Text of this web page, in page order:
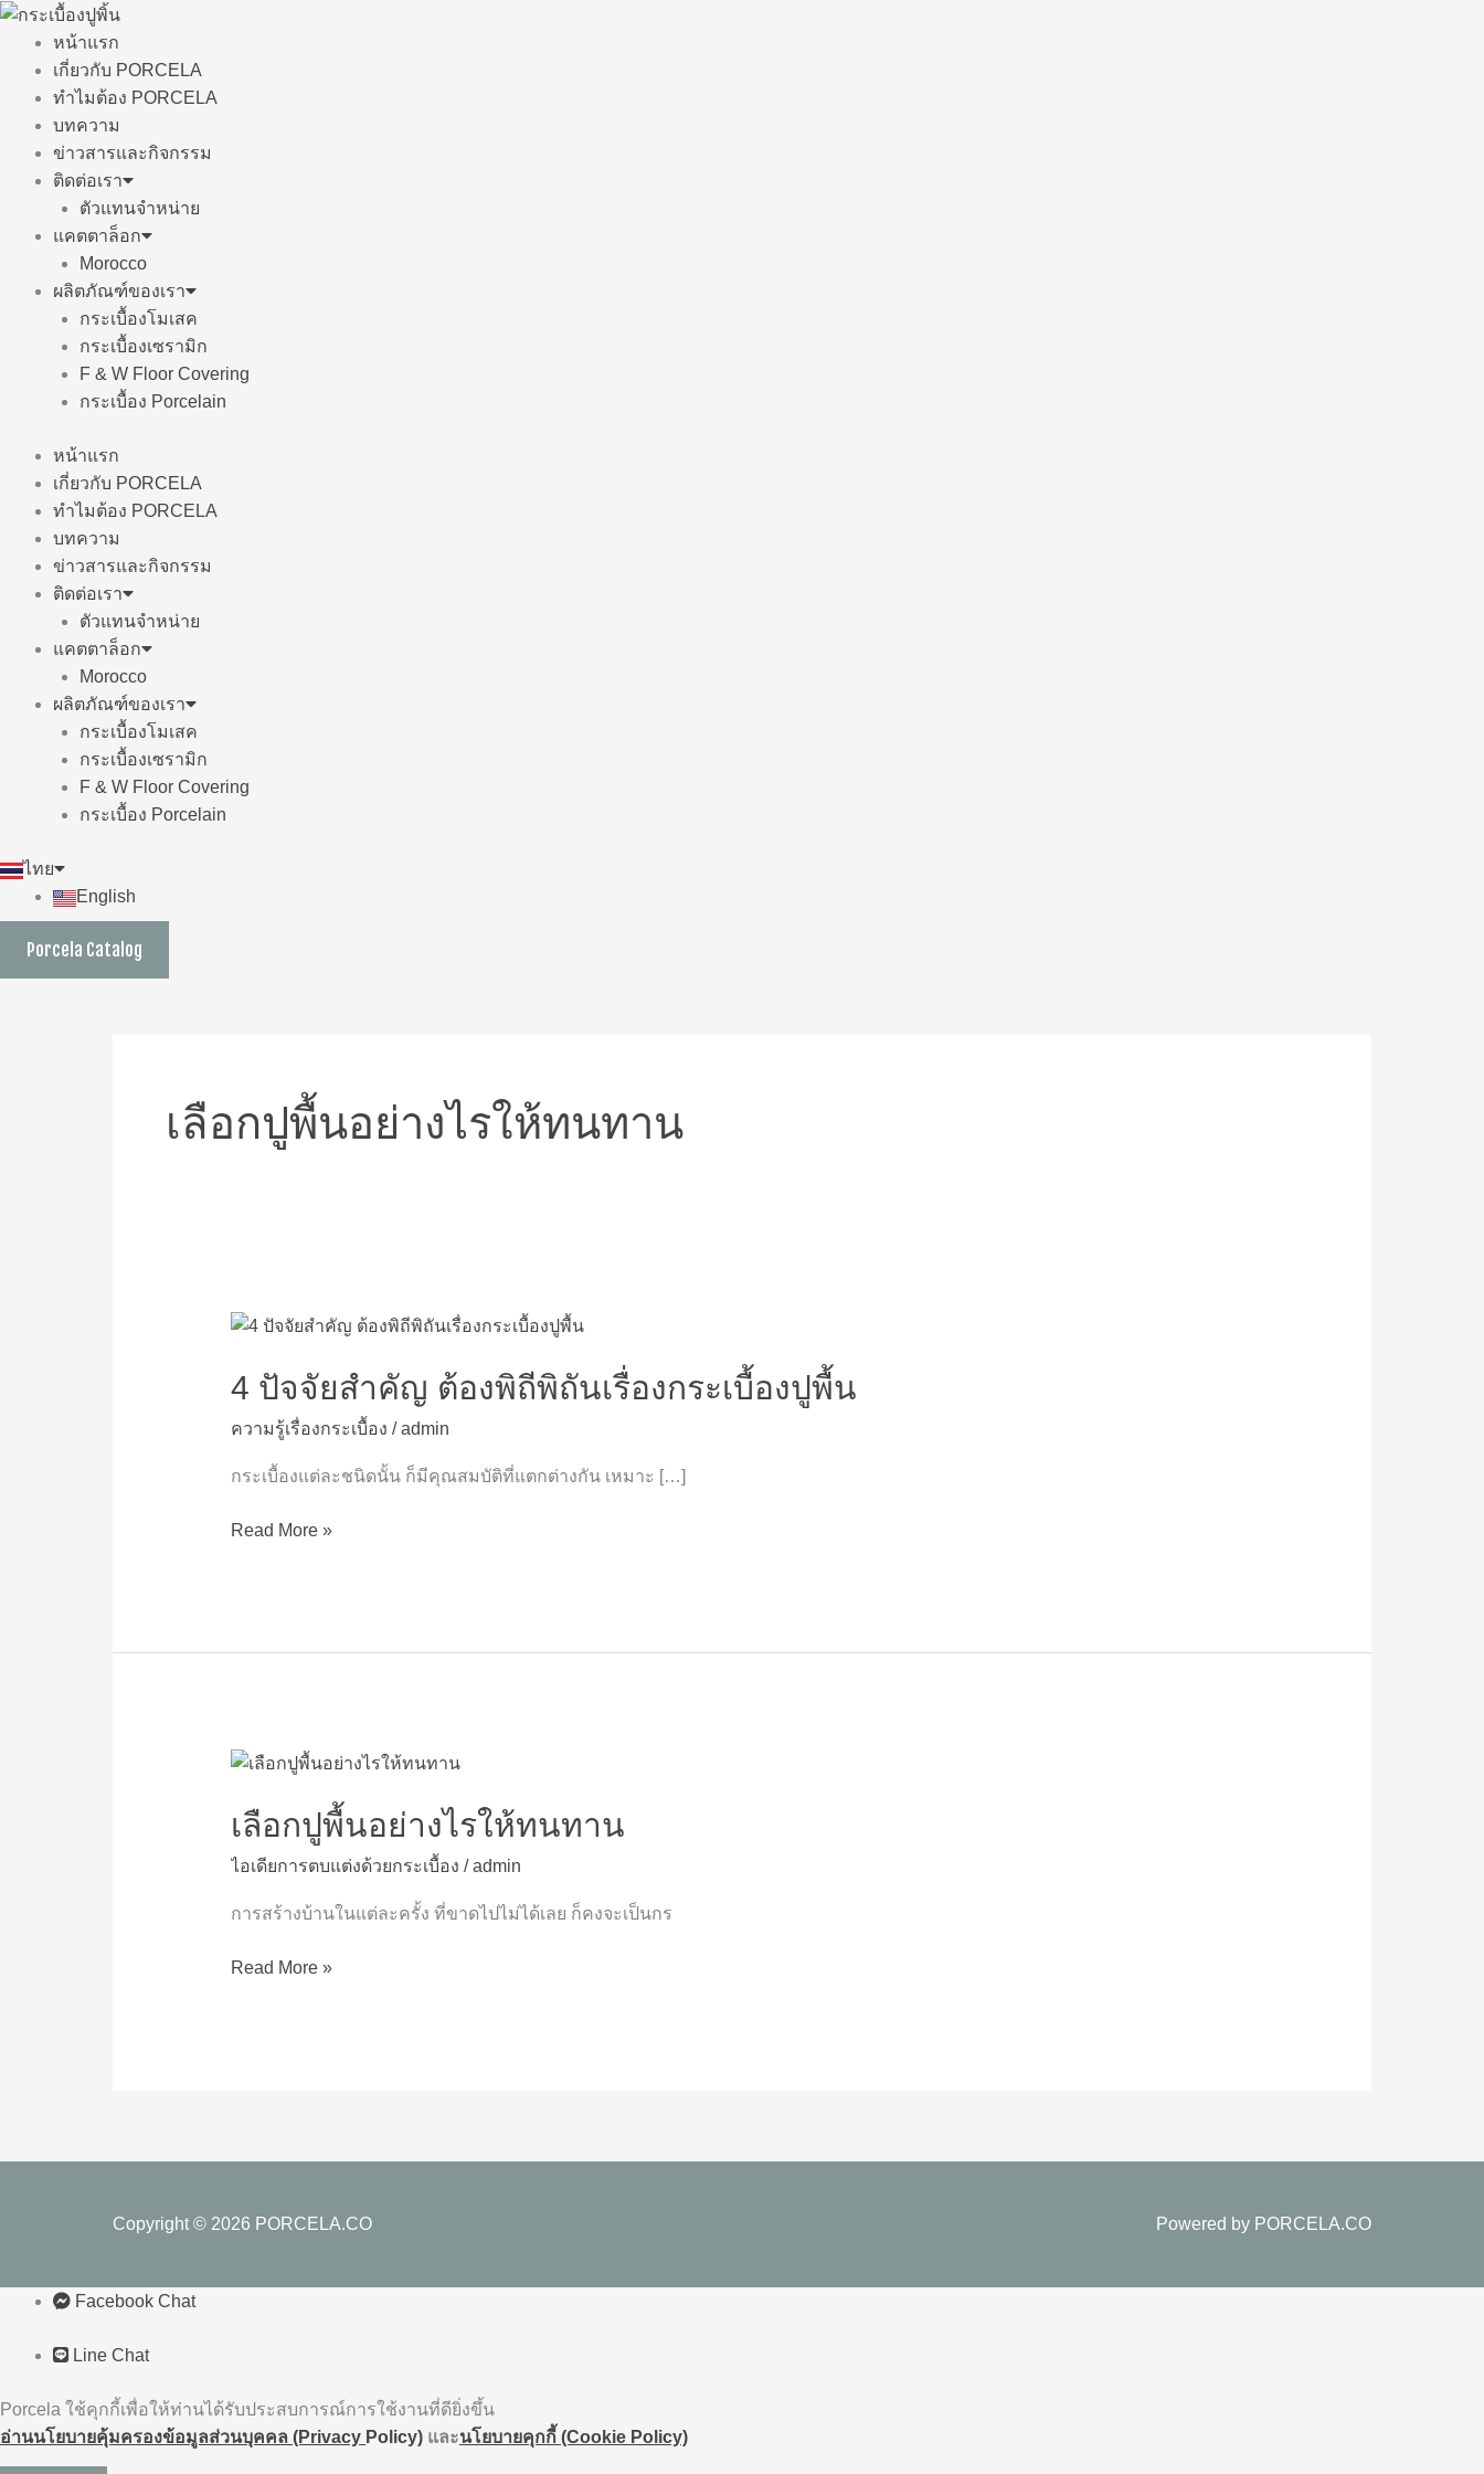
Skip
content
หน้าแรก
เกี่ยวกับ PORCELA
ทำไมต้อง PORCELA
บทความ
ข่าวสารและกิจกรรม
ติดต่อเรา
ตัวแทนจำหน่าย
แคตตาล็อก
Morocco
ผลิตภัณฑ์ของเรา
กระเบื้องโมเสค
กระเบื้องเซรามิก
F & W Floor Covering
กระเบื้อง Porcelain
หน้าแรก
เกี่ยวกับ PORCELA
ทำไมต้อง PORCELA
บทความ
ข่าวสารและกิจกรรม
ติดต่อเรา
ตัวแทนจำหน่าย
แคตตาล็อก
Morocco
ผลิตภัณฑ์ของเรา
กระเบื้องโมเสค
กระเบื้องเซรามิก
F & W Floor Covering
กระเบื้อง Porcelain
ไทย
English
Porcela Catalog
เลือกปูพื้นอย่างไรให้ทนทาน
4 ปัจจัยสำคัญ ต้องพิถีพิถันเรื่องกระเบื้องปูพื้น
ความรู้เรื่องกระเบื้อง /admin
กระเบื้องแต่ละชนิดนั้น ก็มีคุณสมบัติที่แตกต่างกัน เหมาะ […]
4
สำคัญ
พิถีพิถัน
Read More »
เลือกปูพื้นอย่างไรให้ทนทาน
ไอเดียการตบแต่งด้วยกระเบื้อง /admin
การสร้างบ้านในแต่ละครั้ง ที่ขาดไปไม่ได้เลย ก็คงจะเป็นกร
เลือก
พื้น
ให้
Read More »
Copyright © 2026 PORCELA.CO Powered by PORCELA.CO
Facebook Chat
Line Chat
Porcela ใช้คุกกี้เพื่อให้ท่านได้รับประสบการณ์การใช้งานที่ดียิ่งขึ้น
อ่านนโยบายคุ้มครองข้อมูลส่วนบุคคล (Privacy Policy) และนโยบายคุกกี้ (Cookie Policy)